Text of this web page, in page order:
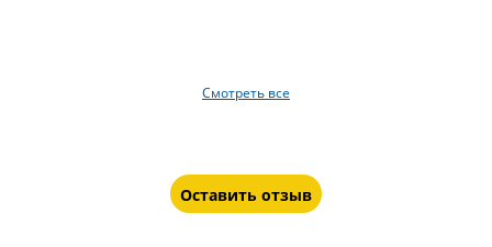
Смотреть все
Оставить отзыв